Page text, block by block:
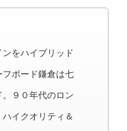
をハイブリッド
ボード鎌倉は七
９０年代のロン
イクオリティ＆